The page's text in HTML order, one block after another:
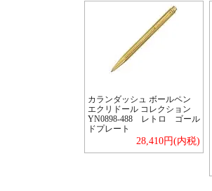
カランダッシュ ボールペン
エクリドール コレクション
YN0898-488 レトロ ゴール
ドプレート
28,410円(内税)